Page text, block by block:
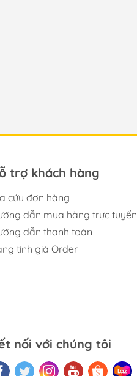
trợ khách hàng
cứu đơn hàng
dẫn mua hàng trực tuyến
dẫn thanh toán
tính giá Order
nối với chúng tôi